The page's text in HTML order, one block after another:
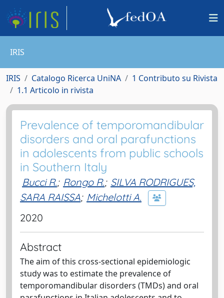
IRIS
IRIS Catalogo Ricerca UniNA
1 Contributo su Rivista
1.1 Articolo in rivista
Prevalence of temporomandibular
disorders and oral parafunctions
in adolescents from public schools
in Southern Italy
Bucci R.; Rongo R.; SILVA RODRIGUES,
SARA RAISSA; Michelotti A.
2020
Abstract
The aim of this cross-sectional epidemiologic
study was to estimate the prevalence of
temporomandibular disorders (TMDs) and oral